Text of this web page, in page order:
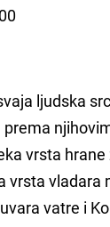
ljudska
vrsta
vatre i